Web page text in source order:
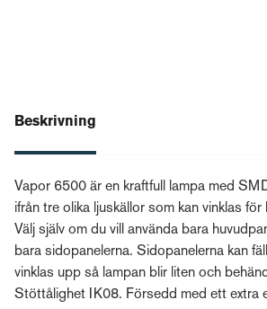
Beskrivning
Vapor 6500 är en kraftfull lampa med
ifrån tre olika ljuskällor som kan vinklas
Välj själv om du vill använda bara
bara sidopanelerna. Sidopanelerna kan
vinklas upp så lampan blir liten och
Stöttålighet IK08. Försedd med ett extra